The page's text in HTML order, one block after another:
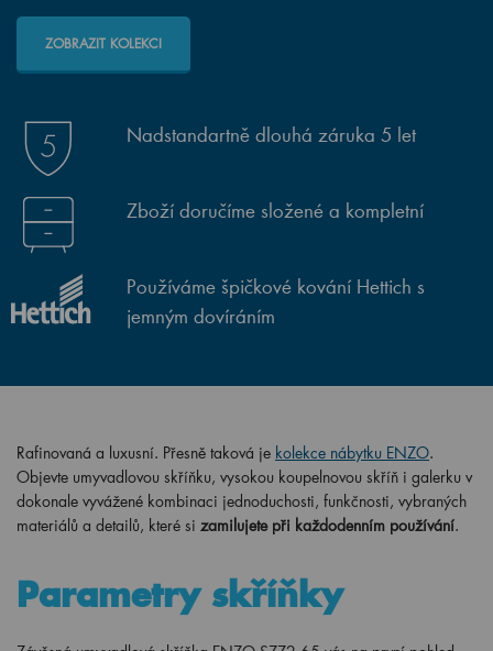
ZOBRAZIT KOLEKCI
Nadstandartně dlouhá záruka 5 let
Zboží doručíme složené a kompletní
Používáme špičkové kování Hettich s
jemným dovíráním
Rafinovaná a luxusní. Přesně taková je kolekce nábytku ENZO.
Objevte umyvadlovou skříňku, vysokou koupelnovou skříň i galerku v
dokonale vyvážené kombinaci jednoduchosti, funkčnosti, vybraných
materiálů a detailů, které si zamilujete při každodenním používání.
Parametry skříňky